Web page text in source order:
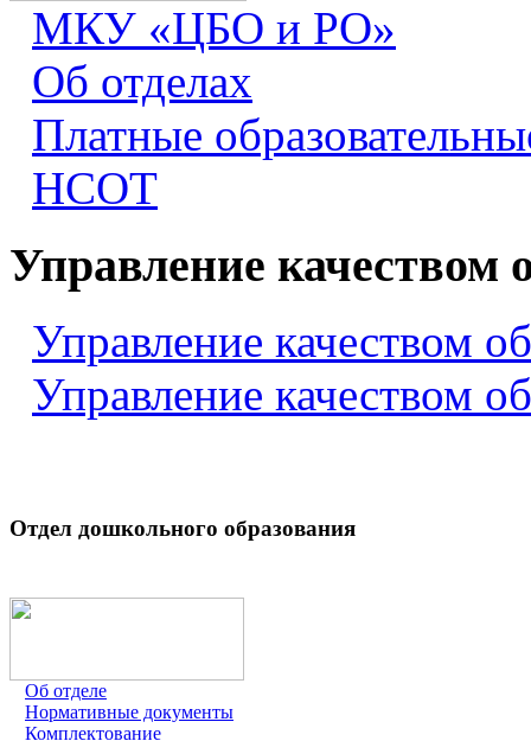
МКУ «ЦБО и РО»
Об отделах
Платные
НСОТ
Управление качеством
Управление качеством
Управление качеством
Отдел дошкольного образования
Об отделе
Нормативные документы
Комплектование